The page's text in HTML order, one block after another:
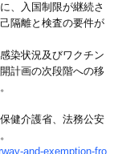
、入国制限が継続さ
隔離と検査の要件が
染状況及びワクチン
計画の次段階への移
健介護省、法務公安
and-exemption-fro